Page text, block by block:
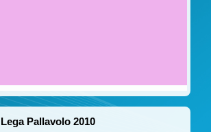
Lega Pallavolo 2010